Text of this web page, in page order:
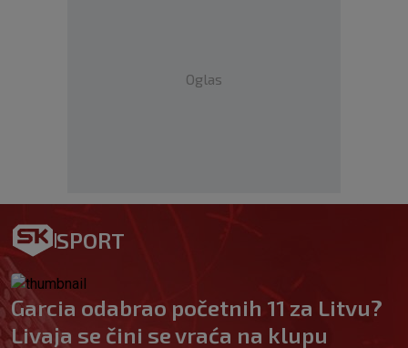
Oglas
SPORT
Garcia odabrao početnih 11 za Litvu?
Livaja se čini se vraća na klupu